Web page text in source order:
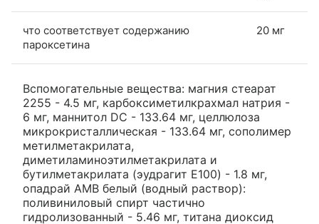
что соответствует содержанию
пароксетина
20 мг
Вспомогательные вещества: магния стеарат
2255 - 4.5 мг, карбоксиметилкрахмал натрия -
6 мг, маннитол DC - 133.64 мг, целлюлоза
микрокристаллическая - 133.64 мг, сополимер
метилметакрилата,
диметиламиноэтилметакрилата и
бутилметакрилата (эудрагит E100) - 1.8 мг,
опадрай АМВ белый (водный раствор):
поливиниловый спирт частично
гидролизованный - 5.46 мг, титана диоксид